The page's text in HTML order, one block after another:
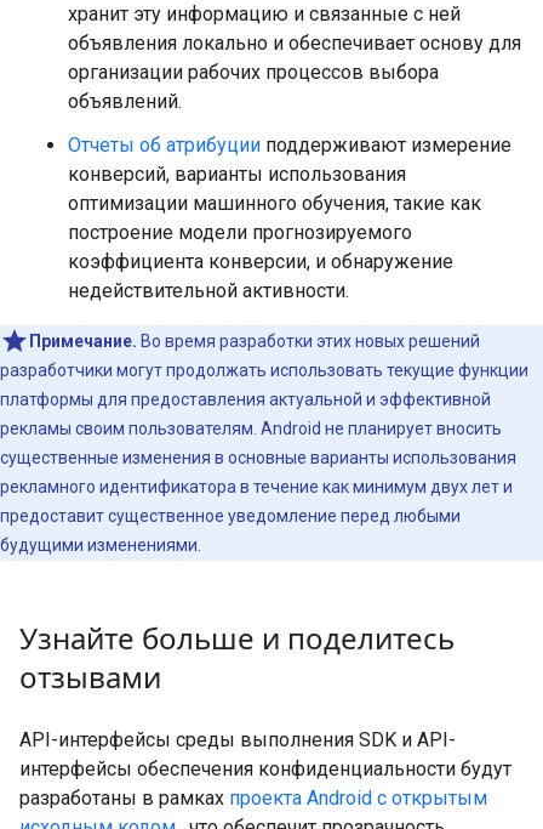
хранит эту информацию и связанные с ней
объявления локально и обеспечивает основу для
организации рабочих процессов выбора
объявлений.
Отчеты об атрибуции поддерживают измерение
конверсий, варианты использования
оптимизации машинного обучения, такие как
построение модели прогнозируемого
коэффициента конверсии, и обнаружение
недействительной активности.
Примечание. Во время разработки этих новых решений
разработчики могут продолжать использовать текущие функции
платформы для предоставления актуальной и эффективной
рекламы своим пользователям. Android не планирует вносить
существенные изменения в основные варианты использования
рекламного идентификатора в течение как минимум двух лет и
предоставит существенное уведомление перед любыми
будущими изменениями.
Узнайте больше и поделитесь
отзывами
API-интерфейсы среды выполнения SDK и API-
интерфейсы обеспечения конфиденциальности будут
разработаны в рамках проекта Android с открытым